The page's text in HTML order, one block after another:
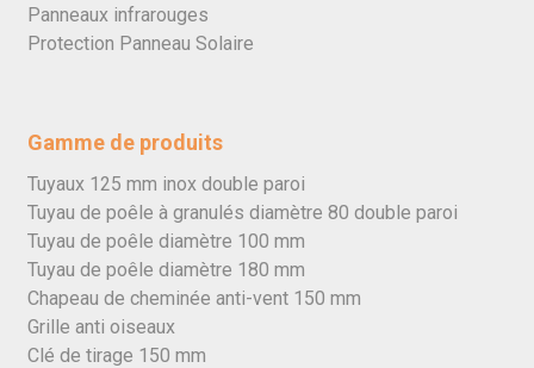
Panneaux infrarouges
Protection Panneau Solaire
Gamme de produits
Tuyaux 125 mm inox double paroi
Tuyau de poêle à granulés diamètre 80 double paroi
Tuyau de poêle diamètre 100 mm
Tuyau de poêle diamètre 180 mm
Chapeau de cheminée anti-vent 150 mm
Grille anti oiseaux
Clé de tirage 150 mm